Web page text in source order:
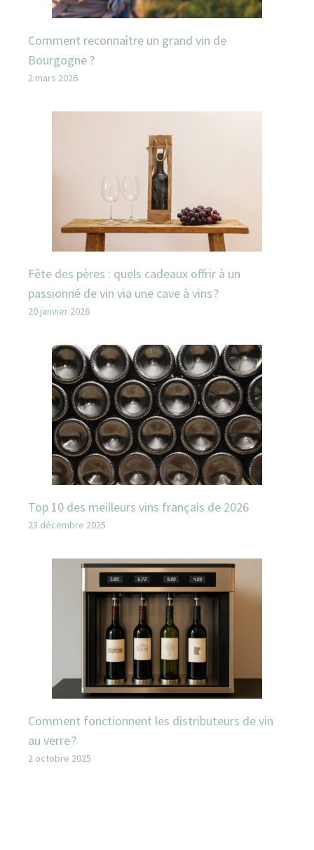
Comment reconnaître un grand vin de
Bourgogne ?
2 mars 2026
Fête des pères : quels cadeaux offrir à un
passionné de vin via une cave à vins ?
20 janvier 2026
Top 10 des meilleurs vins français de 2026
23 décembre 2025
Comment fonctionnent les distributeurs de vin
au verre ?
2 octobre 2025